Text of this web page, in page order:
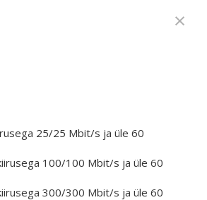
×
25/25 Mbit/s ja üle 60
100/100 Mbit/s ja üle 60
300/300 Mbit/s ja üle 60